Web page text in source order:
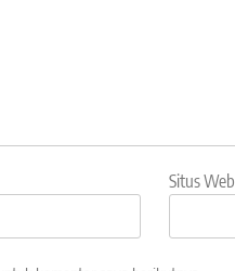
Situs Web